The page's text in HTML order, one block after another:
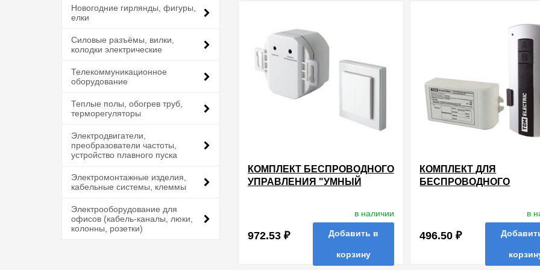
Новогодние гирлянды, фигуры,
елки
Силовые разъёмы, вилки,
колодки электрические
Телекоммуникационное
оборудование
Теплые полы, обогрев труб,
терморегуляторы
Электродвигатели,
преобразователи частоты,
устройство плавного пуска
Электромонтажные изделия,
кабельные системы, клеммы
Электрооборудование для
офисов (кабель-каналы, люки,
колонны, розетки)
КОМПЛЕКТ БЕСПРОВОДНОГО
УПРАВЛЕНИЯ "УМНЫЙ
972.53 ₽
в наличии
Добавить в
корзину
сравнить купить в 1 клик
КОМПЛЕКТ ДЛЯ
БЕСПРОВОДНОГО
КАНАЛ) "УЮТНЫЙ ДОМ"
1Х1000ВТ TDM
496.50 ₽
в